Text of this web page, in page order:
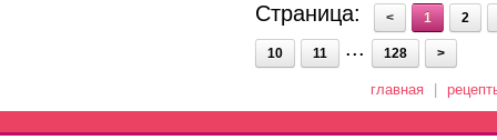
Страница:
< 1 2
10 11 ... 128 >
главная